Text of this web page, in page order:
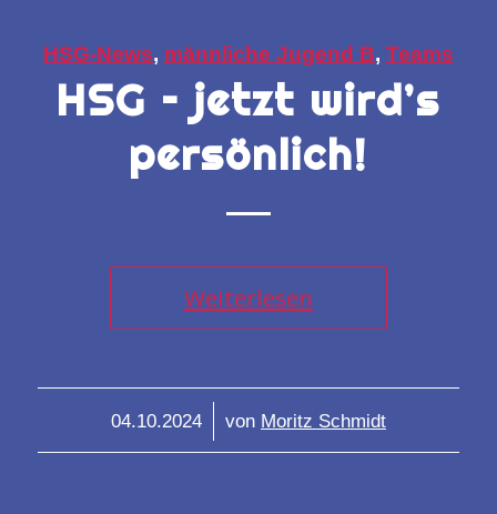
HSG-News, männliche Jugend B, Teams
HSG – jetzt wird’s
persönlich!
Weiterlesen
04.10.2024
/ von Moritz Schmidt